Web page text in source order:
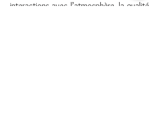
interactions avec l’atmosphère, la qualité